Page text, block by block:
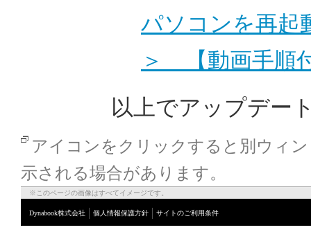
パソコンを再起
＞ 【動画手順
以上でアップデー
アイコンをクリックすると別ウィ
示される場合があります。
※このページの画像はすべてイメージです。
Dynabook株式会社 個人情報保護方針 サイトのご利用条件